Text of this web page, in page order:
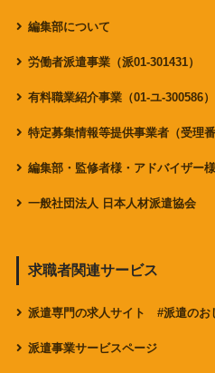
編集部について
労働者派遣事業（派01-301431）
有料職業紹介事業（01-ユ-300586）
特定募集情報等提供事業者（受理番
編集部・監修者様・アドバイザー
一般社団法人 日本人材派遣協会
求職者関連サービス
派遣専門の求人サイト #派遣のお
派遣事業サービスページ